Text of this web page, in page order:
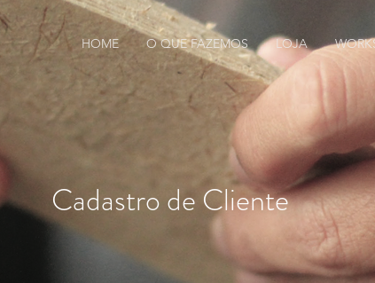
HOME O QUE FAZEMOS LOJA
Cadastro de Cliente